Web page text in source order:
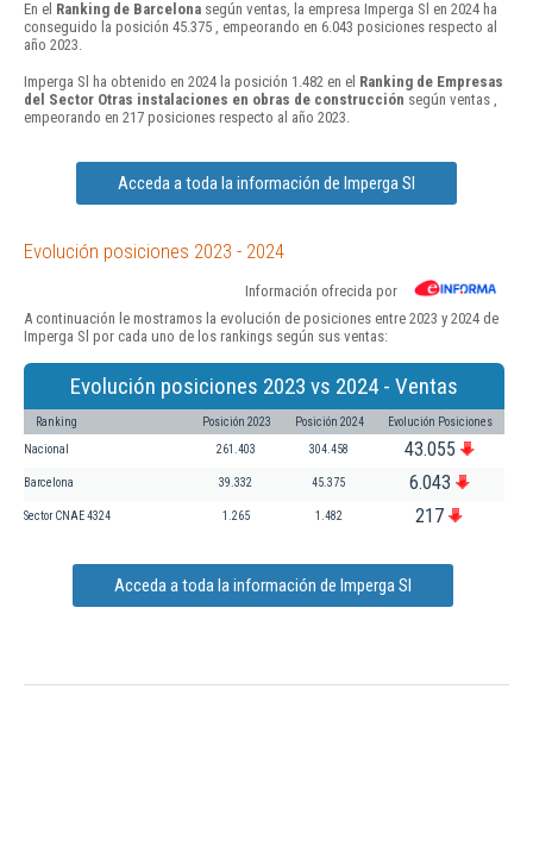
En el Ranking de Barcelona según ventas, la empresa Imperga Sl en 2024 ha
conseguido la posición 45.375 , empeorando en 6.043 posiciones respecto al
año 2023.
Imperga Sl ha obtenido en 2024 la posición 1.482 en el Ranking de Empresas
del Sector Otras instalaciones en obras de construcción según ventas ,
empeorando en 217 posiciones respecto al año 2023.
Acceda a toda la información de Imperga Sl
Evolución posiciones 2023 - 2024
Información ofrecida por
A continuación le mostramos la evolución de posiciones entre 2023 y 2024 de
Imperga Sl por cada uno de los rankings según sus ventas:
Evolución posiciones 2023 vs 2024 - Ventas
Ranking Posición 2023 Posición 2024 Evolución Posiciones
Nacional 261.403 304.458 43.055
Barcelona 39.332 45.375 6.043
Sector CNAE 4324 1.265 1.482 217
Acceda a toda la información de Imperga Sl